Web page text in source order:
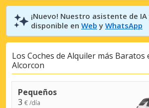
¡Nuevo! Nuestro asistente de
disponible en Web y WhatsApp
Los Coches de Alquiler más Baratos
Alcorcon
Pequeños
3 € /día